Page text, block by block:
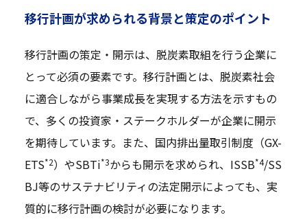
移行計画が求められる背景と策定のポイント
移行計画の策定・開示は、脱炭素取組を行う企業に
とって必須の要素です。移行計画とは、脱炭素社会
に適合しながら事業成長を実現する方法を示すもの
で、多くの投資家・ステークホルダーが企業に開示
を期待しています。また、国内排出量取引制度（GX-
ETS*2）やSBTi*3からも開示を求められ、ISSB*4/SS
BJ等のサステナビリティの法定開示によっても、実
質的に移行計画の検討が必要になります。